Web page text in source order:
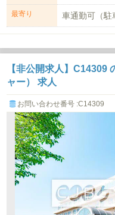
最寄り 車通勤可（駐
【非公開求人】C14309
ャー） 求人
お問い合わせ番号 :C14309